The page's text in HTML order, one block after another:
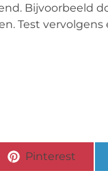
Bijvoorbeeld
Test
Pinterest